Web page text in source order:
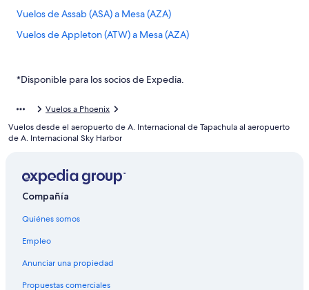
Vuelos de Assab (ASA) a Mesa (AZA)
Vuelos de Appleton (ATW) a Mesa (AZA)
Vuelos de Billings (BIL) a Mesa (AZA)
Vuelos de Bloomington (BMI) a Mesa (AZA)
Vuelos de Burbank (BUR) a Mesa (AZA)
Vuelos de Akron (CAK) a Mesa (AZA)
Vuelos de Cedar Rapids (CID) a Mesa (AZA)
Vuelos de Charlotte (CLT) a Mesa (AZA)
Vuelos de Champaign (CMI) a Mesa (AZA)
Vuelos de Corpus Christi (CRP) a Mesa (AZA)
Vuelos de Culiacán (CUL) a Mesa (AZA)
*Disponible para los socios de Expedia.
Vuelos a Phoenix
Vuelos desde el aeropuerto de A. Internacional de Tapachula al aeropuerto
de A. Internacional Sky Harbor
Compañía
Quiénes somos
Empleo
Anunciar una propiedad
Propuestas comerciales